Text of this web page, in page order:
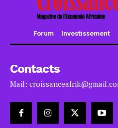
Forum Investissement
Contacts
Mail: